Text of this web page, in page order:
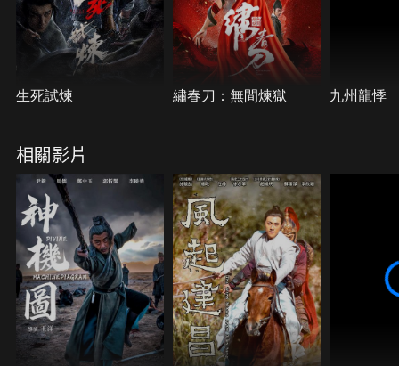
生死試煉 繡春刀：無間煉獄 九州龍悸
相關影片